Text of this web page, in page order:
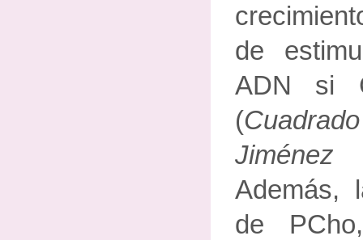
de
ADN si
(
Además,
de